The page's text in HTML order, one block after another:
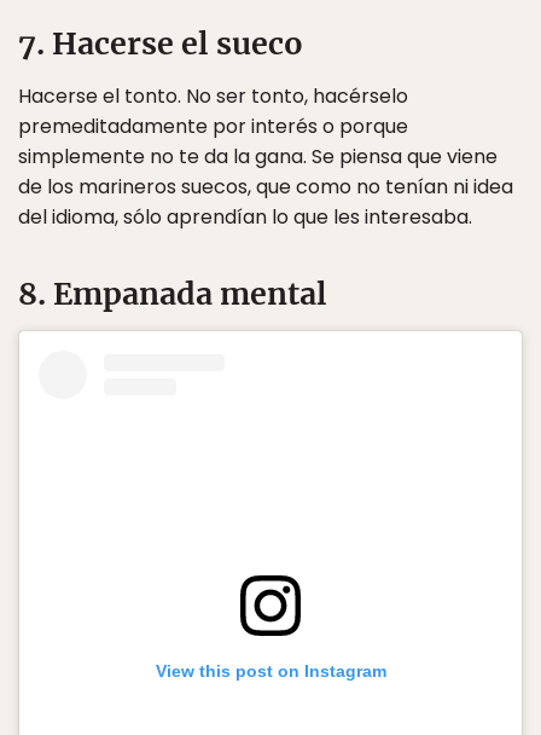
7. Hacerse el sueco
Hacerse el tonto. No ser tonto, hacérselo
premeditadamente por interés o porque
simplemente no te da la gana. Se piensa que viene
de los marineros suecos, que como no tenían ni idea
del idioma, sólo aprendían lo que les interesaba.
8. Empanada mental
View this post on Instagram